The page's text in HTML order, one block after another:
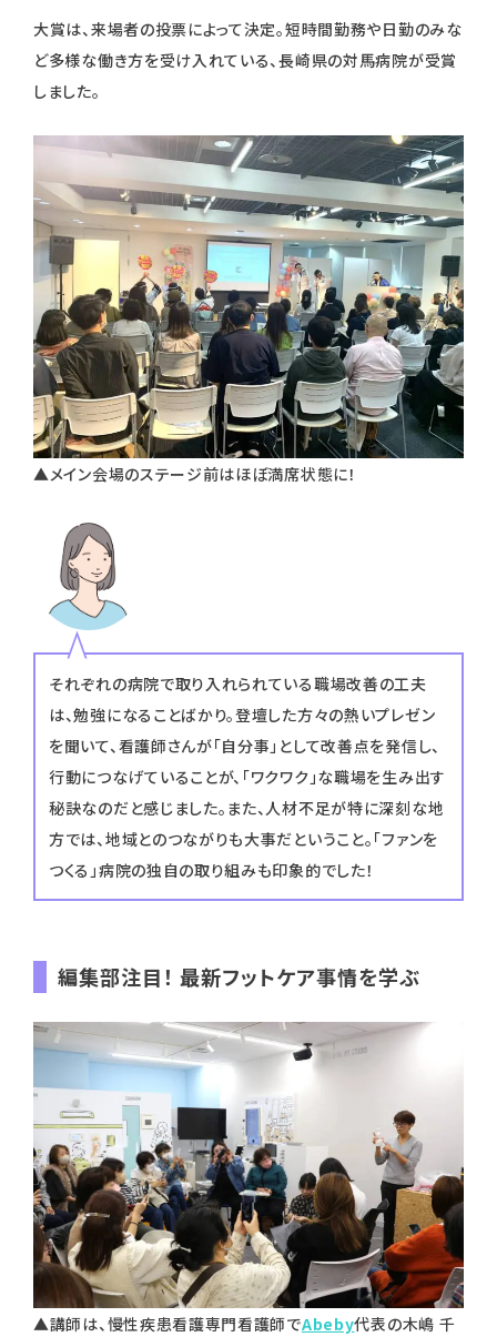
大賞は、来場者の投票によって決定。短時間勤務や日勤のみな
ど多様な働き方を受け入れている、長崎県の対馬病院が受賞
しました。
▲メイン会場のステージ前はほぼ満席状態に！
それぞれの病院で取り入れられている職場改善の工夫
は、勉強になることばかり。登壇した方々の熱いプレゼン
を聞いて、看護師さんが「自分事」として改善点を発信し、
行動につなげていることが、「ワクワク」な職場を生み出す
秘訣なのだと感じました。また、人材不足が特に深刻な地
方では、地域とのつながりも大事だということ。「ファンを
つくる」病院の独自の取り組みも印象的でした！
編集部注目！ 最新フットケア事情を学ぶ
▲講師は、慢性疾患看護専門看護師でAbeby代表の木嶋 千